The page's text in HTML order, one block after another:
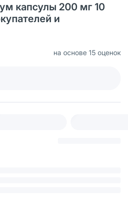
капсулы 200 мг 10
и
на основе 15 оценок